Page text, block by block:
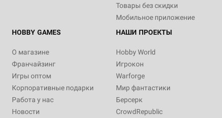
Товары без скидки
Мобильное приложение
HOBBY GAMES
О магазине
Франчайзинг
Игры оптом
Корпоративные подарки
Работа у нас
Новости
НАШИ ПРОЕКТЫ
Hobby World
Игрокон
Warforge
Мир фантастики
Берсерк
CrowdRepublic